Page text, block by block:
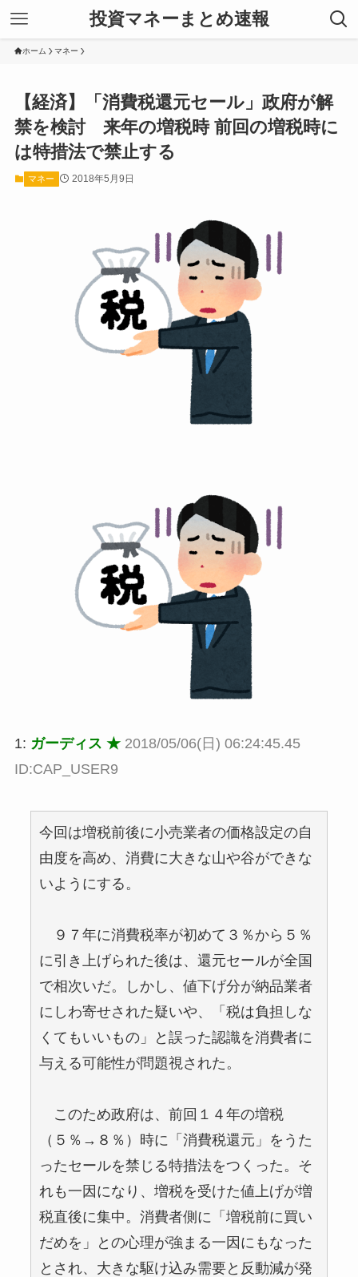
投資マネーまとめ速報
ホーム マネー
【経済】「消費税還元セール」政府が解
禁を検討 来年の増税時 前回の増税時に
は特措法で禁止する
マネー 2018年5月9日
1: ガーディス ★ 2018/05/06(日) 06:24:45.45
ID:CAP_USER9
今回は増税前後に小売業者の価格設定の自
由度を高め、消費に大きな山や谷ができな
いようにする。
９７年に消費税率が初めて３％から５％
に引き上げられた後は、還元セールが全国
で相次いだ。しかし、値下げ分が納品業者
にしわ寄せされた疑いや、「税は負担しな
くてもいいもの」と誤った認識を消費者に
与える可能性が問題視された。
このため政府は、前回１４年の増税
（５％→８％）時に「消費税還元」をうた
ったセールを禁じる特措法をつくった。そ
れも一因になり、増税を受けた値上げが増
税直後に集中。消費者側に「増税前に買い
だめを」との心理が強まる一因にもなった
とされ、大きな駆け込み需要と反動減が発